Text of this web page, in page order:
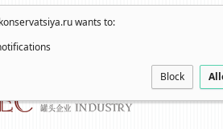
wants to:
Block